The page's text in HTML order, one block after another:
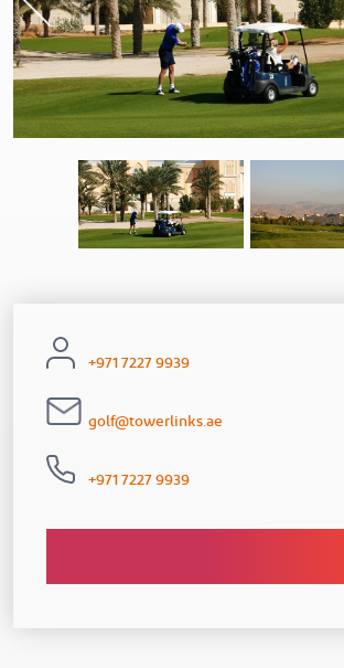
+971 7227 9939
golf@towerlinks.ae
+971 7227 9939